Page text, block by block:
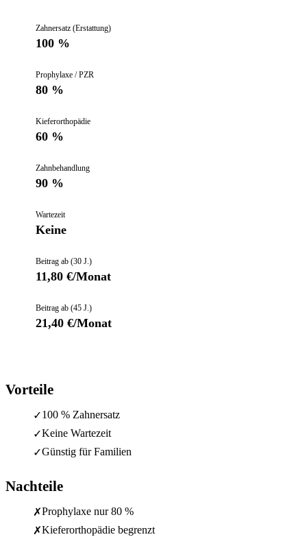
Zahnersatz (Erstattung)
100 %
Prophylaxe / PZR
80 %
Kieferorthopädie
60 %
Zahnbehandlung
90 %
Wartezeit
Keine
Beitrag ab (30 J.)
11,80 €/Monat
Beitrag ab (45 J.)
21,40 €/Monat
Vorteile
✓100 % Zahnersatz
✓Keine Wartezeit
✓Günstig für Familien
Nachteile
✗Prophylaxe nur 80 %
✗Kieferorthopädie begrenzt